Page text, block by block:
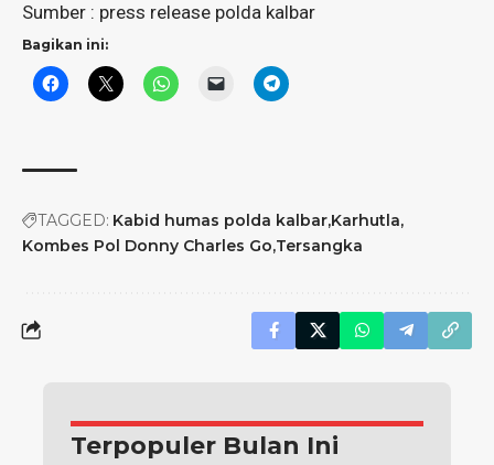
Sumber : press release polda kalbar
Bagikan ini:
TAGGED: Kabid humas polda kalbar Karhutla
Kombes Pol Donny Charles Go Tersangka
Terpopuler Bulan Ini